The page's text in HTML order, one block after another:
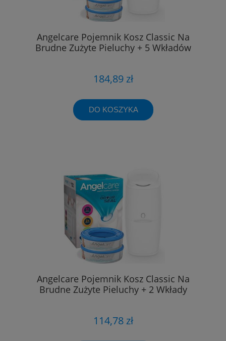
Angelcare Pojemnik Kosz Classic Na
Brudne Zużyte Pieluchy + 5 Wkładów
184,89 zł
DO KOSZYKA
Angelcare Pojemnik Kosz Classic Na
Brudne Zużyte Pieluchy + 2 Wkłady
114,78 zł